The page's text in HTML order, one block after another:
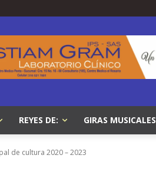
REYES DE: GIRAS MUSICALES
de cultura 2020 – 2023